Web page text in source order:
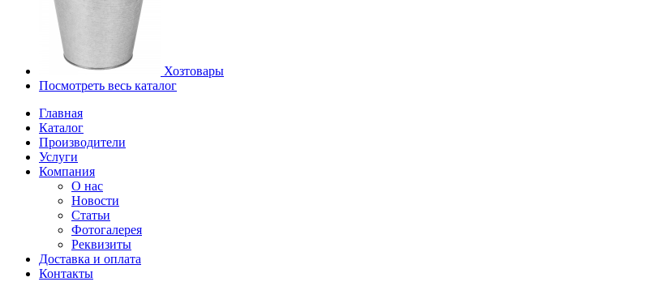
Хозтовары
Посмотреть весь каталог
Главная
Каталог
Производители
Услуги
Компания
О нас
Новости
Статьи
Фотогалерея
Реквизиты
Доставка и оплата
Контакты